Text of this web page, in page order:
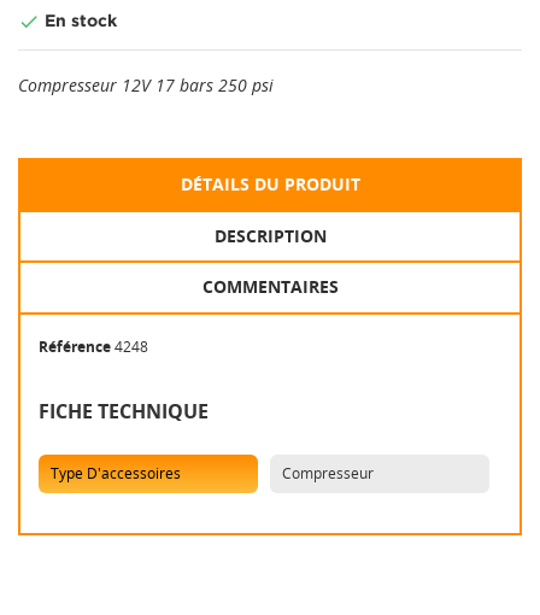
 En stock
Compresseur 12V 17 bars 250 psi
DÉTAILS DU PRODUIT
DESCRIPTION
COMMENTAIRES
Référence4248
FICHE TECHNIQUE
Type D'accessoires Compresseur